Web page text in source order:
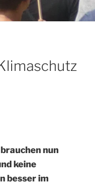
nun
keine
besser im